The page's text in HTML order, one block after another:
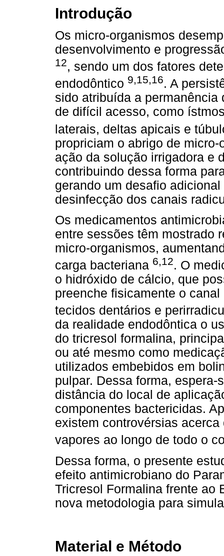
Introdução
Os micro-organismos
desenvolvimento e
12, sendo um dos fatores
endodôntico 9,15,16. A
sido atribuída a
de difícil acesso, como
laterais, deltas apicais e
propriciam o abrigo de
ação da solução irrigadora e
contribuindo dessa forma
gerando um desafio
desinfecção dos canais
Os medicamentos
entre sessões têm mostrado
micro-organismos,
carga bacteriana 6,12. O
o hidróxido de cálcio, que
preenche fisicamente o
tecidos dentários e
da realidade endodôntica o
do tricresol formalina,
ou até mesmo como
utilizados embebidos em
pulpar. Dessa forma,
distância do local de
componentes bactericidas.
existem controvérsias
vapores ao longo de todo o
Dessa forma, o presente
efeito antimicrobiano do
Tricresol Formalina frente ao
nova metodologia para
Material e Método